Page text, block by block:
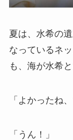
夏は、水希の
なっているネ
も、海が水希
「よかったね
「うん！」